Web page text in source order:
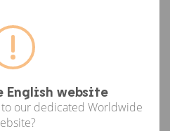
English website
our dedicated Worldwide
บบด้วย Google
or